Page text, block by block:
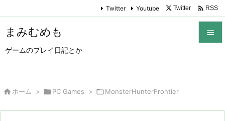
まみむめも
ゲームのプレイ日記とか

Twitter Youtube Twitter  RSS
 ホーム > PC Games > MonsterHunterFrontier